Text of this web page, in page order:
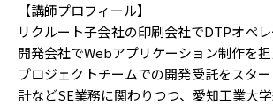
【講師プロフィール】
リクルート子会社の印刷会社でDTPオペ
開発会社でWebアプリケーション制作を担
プロジェクトチームでの開発受託をスタ
計などSE業務に関わりつつ、愛知工業大